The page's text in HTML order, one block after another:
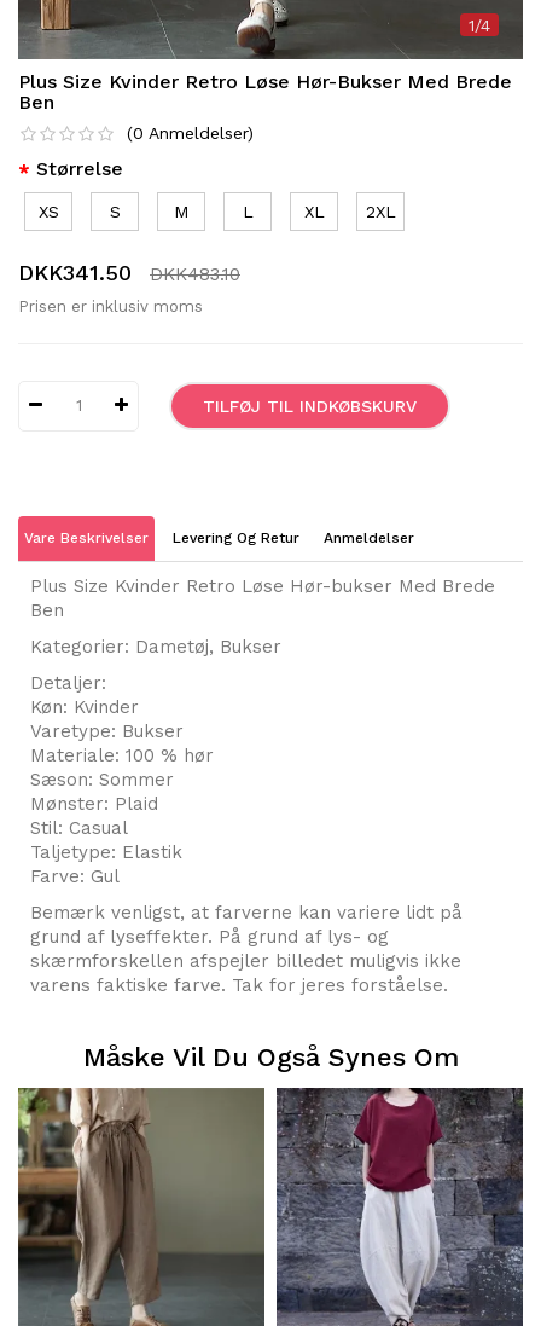
1/4
Plus Size Kvinder Retro Løse Hør-Bukser Med Brede
Ben
(0 Anmeldelser)
Størrelse
XS S M L XL 2XL
DKK341.50 DKK483.10
Prisen er inklusiv moms
TILFØJ TIL INDKØBSKURV
Vare Beskrivelser Levering Og Retur Anmeldelser
Plus Size Kvinder Retro Løse Hør-bukser Med Brede
Ben
Kategorier: Dametøj, Bukser
Detaljer:
Køn: Kvinder
Varetype: Bukser
Materiale: 100 % hør
Sæson: Sommer
Mønster: Plaid
Stil: Casual
Taljetype: Elastik
Farve: Gul
Bemærk venligst, at farverne kan variere lidt på
grund af lyseffekter. På grund af lys- og
skærmforskellen afspejler billedet muligvis ikke
varens faktiske farve. Tak for jeres forståelse.
Måske Vil Du Også Synes Om